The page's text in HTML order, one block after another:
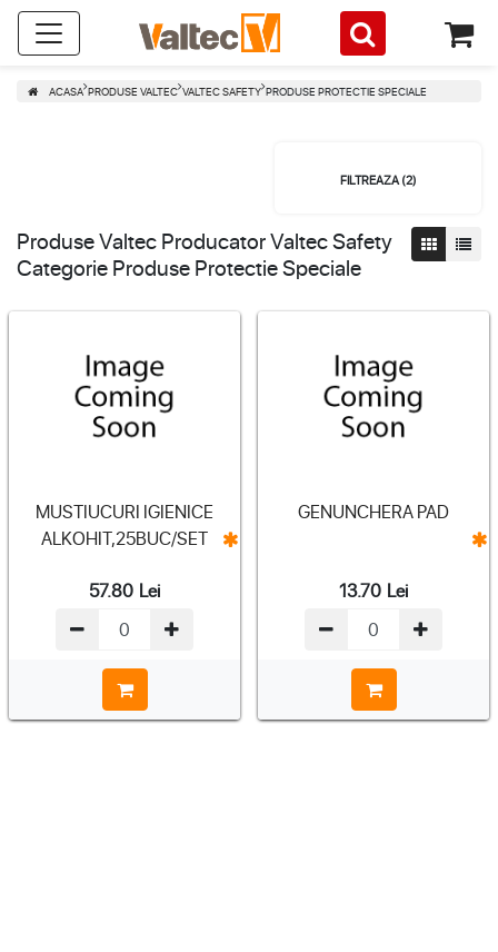
FILTREAZA (2)
ACASA PRODUSE VALTEC VALTEC SAFETY PRODUSE PROTECTIE SPECIALE
Produse Valtec Producator Valtec Safety
Categorie Produse Protectie Speciale
MUSTIUCURI IGIENICE
ALKOHIT,25BUC/SET
57.80 Lei
GENUNCHERA PAD
13.70 Lei